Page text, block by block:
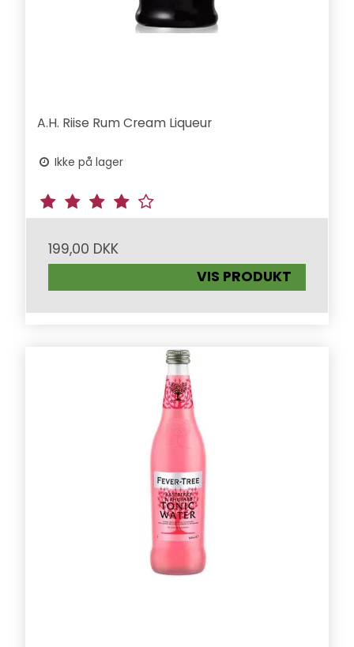
A.H. Riise Rum Cream Liqueur
Ikke på lager
199,00 DKK
VIS PRODUKT